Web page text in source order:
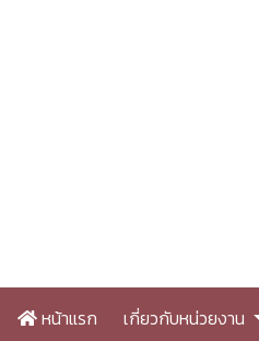
หน้าแรก เกี่ยวกับหน่วยงาน